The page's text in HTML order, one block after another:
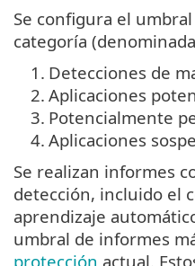
Se configura el
categoría (denominada
1. Detecciones de
2. Aplicaciones
3. Potencialmente
4. Aplicaciones
Se realizan informes
detección, incluido el
aprendizaje
umbral de informes
protección actual.